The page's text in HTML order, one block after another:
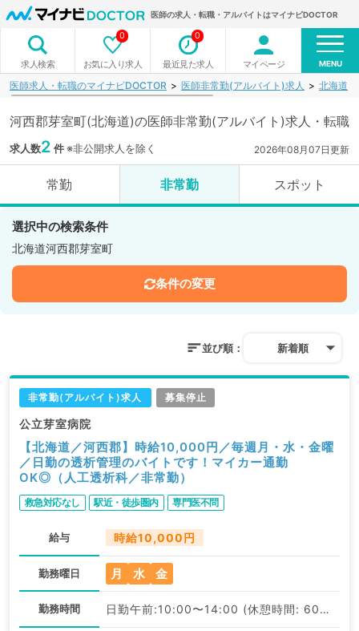
医師の求人・転職・アルバイトはマイナビDOCTOR
求人検索 お気に入り求人
0
最近見た求人
0
マイページ MENU
医師求人・転職のマイナビDOCTOR 医師非常勤(アルバイト)求人 北海道
河西郡芽室町(北海道)の医師非常勤(アルバイト)求人・転職
求人数2 件※非公開求人を除く 2026年08月07日更新
常勤 非常勤 スポット
選択中の検索条件
北海道河西郡芽室町
条件の変更
並び順： 新着順
非常勤(アルバイト)求人 募集停止
公立芽室病院
【北海道／河西郡】時給10,000円／毎週月・水・金曜
／日勤の透析管理のバイトです！マイカー通勤
OK◎（人工透析科／非常勤）
救急対応なし 駅近・徒歩圏内 専門医不問
給与 時給10,000円
勤務曜日 月 水 金
勤務時間 日勤午前:10:00〜14:00 (休憩時間: 60分)